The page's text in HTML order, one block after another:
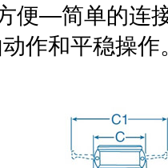
便—简单的连
作和平稳操作